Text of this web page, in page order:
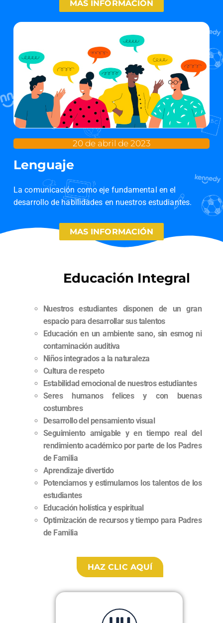
MAS INFORMACIÓN
20 de abril de 2023
Lenguaje
La comunicación como eje fundamental en el
desarrollo de habilidades en nuestros estudiantes.
MAS INFORMACIÓN
Educación Integral
Nuestros estudiantes disponen de un gran
espacio para desarrollar sus talentos
Educación en un ambiente sano, sin esmog ni
contaminación auditiva
Niños integrados a la naturaleza
Cultura de respeto
Estabilidad emocional de nuestros estudiantes
Seres humanos felices y con buenas
costumbres
Desarrollo del pensamiento visual
Seguimiento amigable y en tiempo real del
rendimiento académico por parte de los Padres
de Familia
Aprendizaje divertido
Potenciamos y estimulamos los talentos de los
estudiantes
Educación holística y espiritual
Optimización de recursos y tiempo para Padres
de Familia
HAZ CLIC AQUÍ